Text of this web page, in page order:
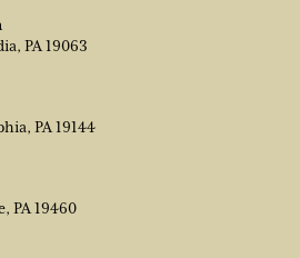
PA 19063
PA 19144
PA 19460